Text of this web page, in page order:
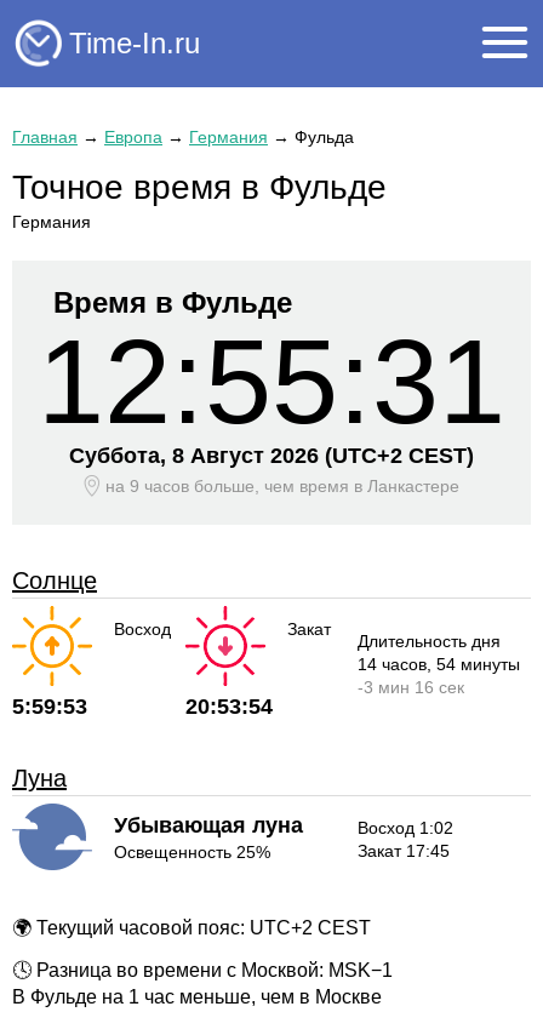
Time-In.ru
Главная → Европа → Германия → Фульда
Точное время в Фульде
Германия
Время в Фульде
12:55:31
Суббота, 8 Август 2026 (UTC+2 CEST)
на 9 часов больше, чем время в Ланкастере
Солнце
Восход
5:59:53
Закат
20:53:54
Длительность дня
14 часов , 54 минуты
-3 мин 16 сек
Луна
Убывающая луна
Освещенность 25%
Восход 1:02
Закат 17:45
🌍 Текущий часовой пояс: UTC+2 CEST
🕓 Разница во времени с Москвой: MSK−1
В Фульде на 1 час меньше, чем в Москве